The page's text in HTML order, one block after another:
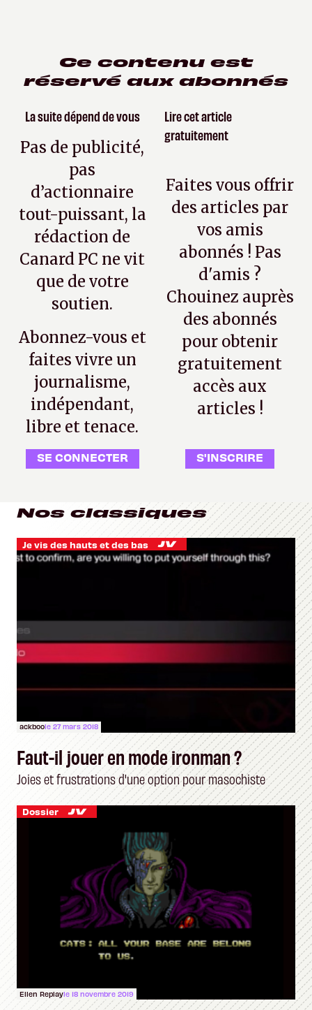
Ce contenu est
réservé aux abonnés
La suite dépend de vous
Pas de publicité,
pas
d’actionnaire
tout-puissant, la
rédaction de
Canard PC ne vit
que de votre
soutien.
Abonnez-vous et
faites vivre un
journalisme,
indépendant,
libre et tenace.
SE CONNECTER
Lire cet article
gratuitement
Faites vous offrir
des articles par
vos amis
abonnés ! Pas
d'amis ?
Chouinez auprès
des abonnés
pour obtenir
gratuitement
accès aux
articles !
S'INSCRIRE
Nos classiques
Je vis des hauts et des bas
ackboole 27 mars 2018
Faut-il jouer en mode ironman ?
Joies et frustrations d'une option pour masochiste
Dossier
Ellen Replayle 18 novembre 2019